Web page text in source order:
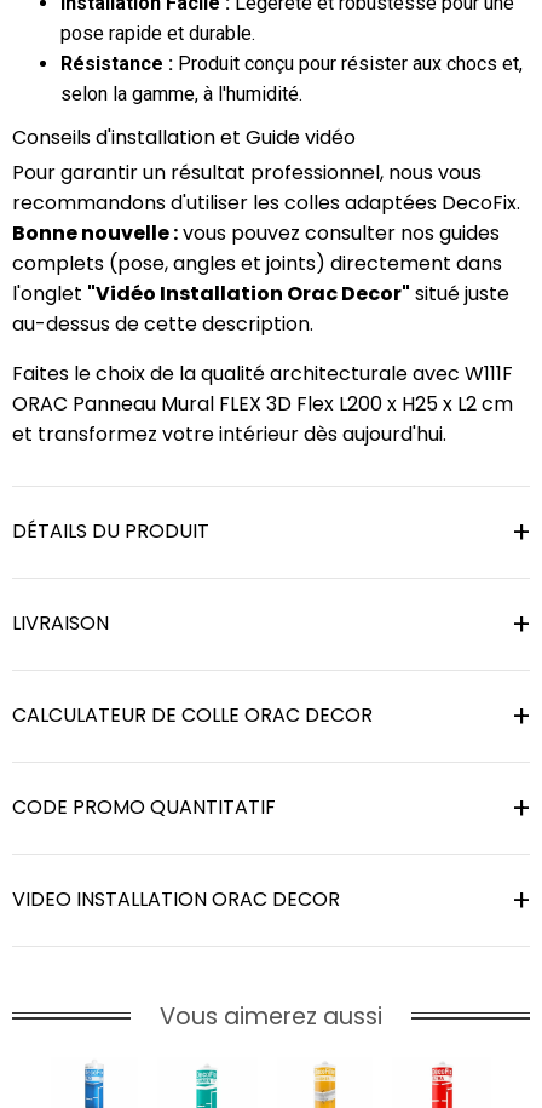
pose rapide et durable.
Résistance : Produit conçu pour résister aux chocs et,
selon la gamme, à l'humidité.
Conseils d'installation et Guide vidéo
Pour garantir un résultat professionnel, nous vous
recommandons d'utiliser les colles adaptées DecoFix.
Bonne nouvelle :vous pouvez consulter nos guides
complets (pose, angles et joints) directement dans
l'onglet "Vidéo Installation Orac Decor" situé juste
au-dessus de cette description.
Faites le choix de la qualité architecturale avec W111F
ORAC Panneau Mural FLEX 3D Flex L200 x H25 x L2 cm
et transformez votre intérieur dès aujourd'hui.
DÉTAILS DU PRODUIT
LIVRAISON
CALCULATEUR DE COLLE ORAC DECOR
CODE PROMO QUANTITATIF
VIDEO INSTALLATION ORAC DECOR
Vous aimerez aussi